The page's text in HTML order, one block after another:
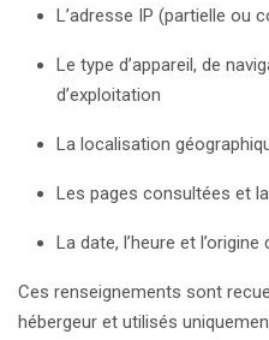
L’adresse IP (partielle ou
Le type d’appareil, de
d’exploitation
La localisation
Les pages consultées et
La date, l’heure et
Ces renseignements sont
hébergeur et utilisés